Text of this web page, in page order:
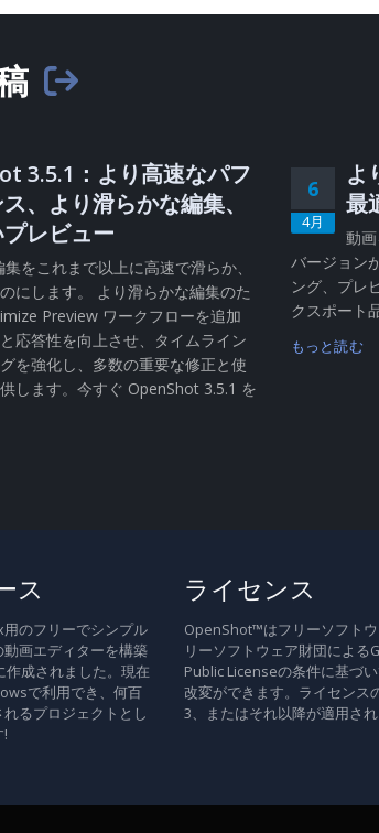
3.5.1：より高速なパフ
、より滑らかな編集、
レビュー
をこれまで以上に高速で滑らか、
にします。 より滑らかな編集のた
Preview ワークフローを追加
応答性を向上させ、タイムライン
を強化し、多数の重要な修正と使
します。今すぐ OpenShot 3.5.1 を
6
4月
よ
最
動
バージョン
ング、プレ
クスポート
もっと読む
ス
のフリーでシンプル
画エディターを構築
作成されました。現在
で利用でき、何百
るプロジェクトとし
ライセンス
OpenShot™はフリーソフト
リーソフトウェア財団による
Public Licenseの条件に基づ
改変ができます。ライセンス
3、またはそれ以降が適用され